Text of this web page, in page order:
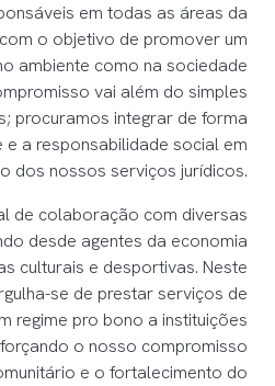
em todas as áreas da
o objetivo de promover um
ambiente como na sociedade
vai além do simples
procuramos integrar de forma
e a responsabilidade social em
dos nossos serviços jurídicos.
de colaboração com diversas
desde agentes da economia
culturais e desportivas. Neste
se de prestar serviços de
regime pro bono a instituições
o nosso compromisso
e o fortalecimento do